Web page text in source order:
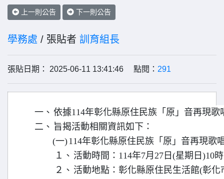
上一則公告 下一則公告
學務處 / 張貼者 訓育組長
張貼日期： 2025-06-11 13:41:46 點閱： 291
一、 依據114年彰化縣原住民族「原」音再現歌
二、 旨揭活動相關資訊如下：
(一)114年彰化縣原住民族「原」音再現歌
１、 活動時間：114年7月27日(星期日)10
２、 活動地點：彰化縣原住民生活館(彰化